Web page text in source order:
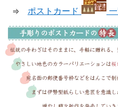
⇒ ポストカード